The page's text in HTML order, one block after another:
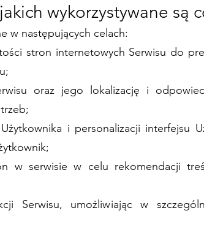
wykorzystywane są
w następujących celach:
stron internetowych Serwisu do
oraz jego lokalizację i
i personalizacji interfejsu
w serwisie w celu rekomendacji
Serwisu, umożliwiając w